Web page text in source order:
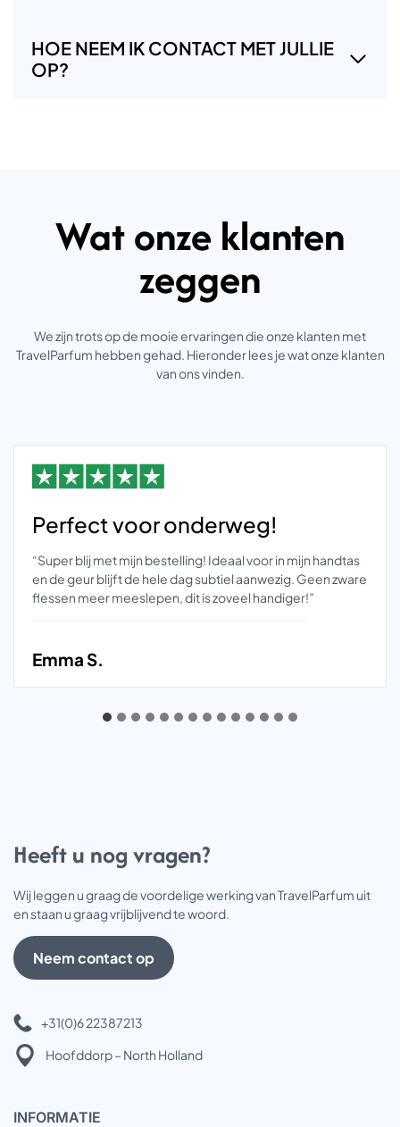
HOE NEEM IK CONTACT MET JULLIE
OP?
Wat onze klanten
zeggen
We zijn trots op de mooie ervaringen die onze klanten met
TravelParfum hebben gehad. Hieronder lees je wat onze klanten
van ons vinden.
Perfect voor onderweg!
“Super blij met mijn bestelling! Ideaal voor in mijn handtas
en de geur blijft de hele dag subtiel aanwezig. Geen zware
flessen meer meeslepen, dit is zoveel handiger!”
Emma S.
Heeft u nog vragen?
Wij leggen u graag de voordelige werking van TravelParfum uit
en staan u graag vrijblijvend te woord.
Neem contact op
+31(0)6 22387213
Hoofddorp – North Holland
INFORMATIE